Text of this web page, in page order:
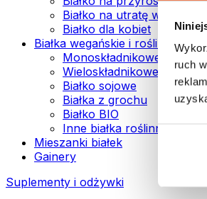
ruch
Białko na utratę wagi
Białko dla kobiet
Białka wegańskie i roślinne
Monoskładnikowe białka
Wieloskładnikowe białka
Białko sojowe
Białka z grochu
Białko BIO
Inne białka roślinne
Mieszanki białek
Gainery
Suplementy i odżywki